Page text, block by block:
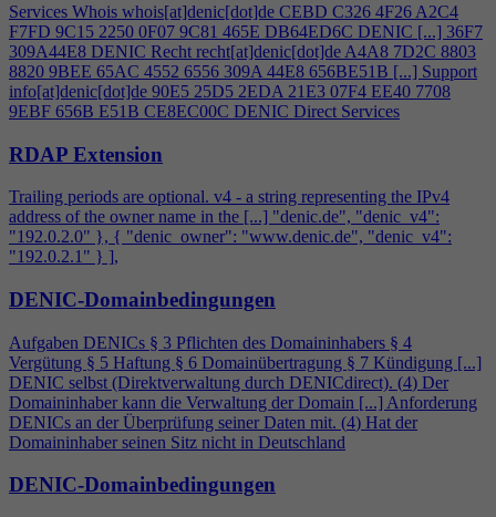
Services Whois whois[at]denic[dot]de CEBD C326 4F26 A2C4
F7FD 9C15 2250 0F07 9C81 465E DB64ED6C DENIC [...] 36F7
309A44E8 DENIC Recht recht[at]denic[dot]de A4A8 7D2C 8803
8820 9BEE 65AC 4552 6556 309A 44E8 656BE51B [...] Support
info[at]denic[dot]de 90E5 25D5 2EDA 21E3 07F4 EE40 7708
9EBF 656B E51B CE8EC00C DENIC Direct Services
RDAP Extension
Trailing periods are optional. v4 - a string representing the IPv4
address of the owner name in the [...] "denic.de", "denic_v4":
"192.0.2.0" }, { "denic_owner": "www.denic.de", "denic_v4":
"192.0.2.1" } ],
DENIC-Domainbedingungen
Aufgaben DENICs § 3 Pflichten des Domaininhabers § 4
Vergütung § 5 Haftung § 6 Domainübertragung § 7 Kündigung [...]
DENIC selbst (Direktverwaltung durch DENICdirect). (4) Der
Domaininhaber kann die Verwaltung der Domain [...] Anforderung
DENICs an der Überprüfung seiner Daten mit. (4) Hat der
Domaininhaber seinen Sitz nicht in Deutschland
DENIC-Domainbedingungen